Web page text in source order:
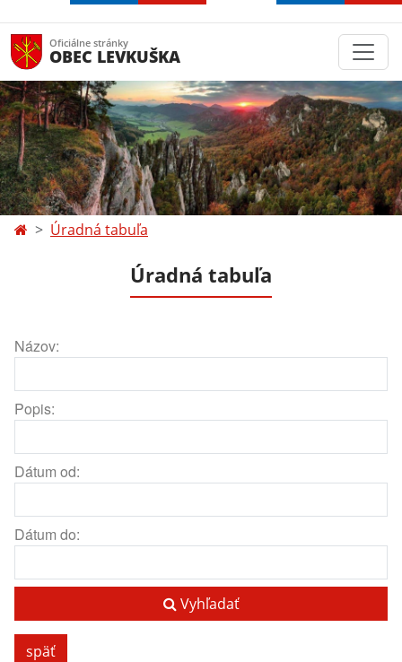
Oficiálne stránky
OBEC LEVKUŠKA
Úradná tabuľa
Úradná tabuľa
Názov:
Popis:
Dátum od:
Dátum do:
Vyhľadať
späť